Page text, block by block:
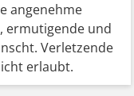
angenehme
ermutigende und
Verletzende
erlaubt.